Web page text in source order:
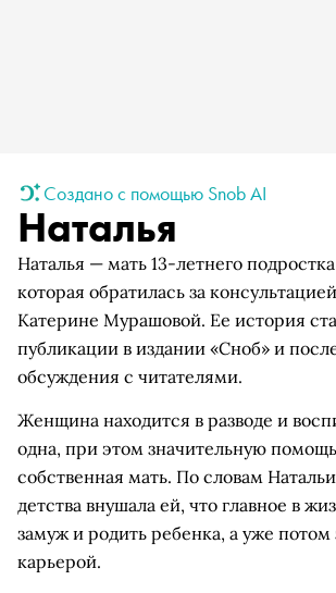
Создано с помощью Snob AI
Наталья
Наталья — мать 13-летнего
которая обратилась за
Катерине Мурашовой. Ее история
публикации в издании «Сноб» и
обсуждения с читателями.
Женщина находится в разводе и
одна, при этом значительную
собственная мать. По словам
детства внушала ей, что главное в
замуж и родить ребенка, а уже потом
карьерой.